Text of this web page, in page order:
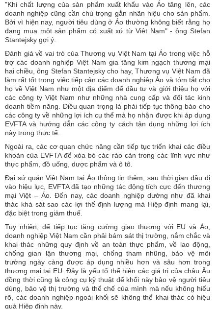
"Khi chất lượng của sản phẩm xuất khẩu vào Áo tăng lên, các
doanh nghiệp cũng cần chú trọng gắn nhãn hiệu cho sản phẩm.
Bởi vì hiện nay, người tiêu dùng ở Áo thường không biết rằng họ
đang mua một sản phẩm có xuất xứ từ Việt Nam" - ông Stefan
Stantejsky gợi ý.
Đánh giá về vai trò của Thương vụ Việt Nam tại Áo trong việc hỗ
trợ các doanh nghiệp Việt Nam gia tăng kim ngạch thương mại
hai chiều, ông Stefan Stantejsky cho hay, Thương vụ Việt Nam đã
làm rất tốt trong việc tiếp cận các doanh nghiệp Áo và tóm tắt cho
họ về Việt Nam như một địa điểm để đầu tư và giới thiệu họ với
các công ty Việt Nam như những nhà cung cấp và đối tác kinh
doanh tiềm năng. Điều quan trọng là phải tiếp tục thông báo cho
các công ty về những lợi ích cụ thể mà họ nhận được khi áp dụng
EVFTA và hướng dẫn các công ty cách tận dụng những lợi ích
này trong thực tế.
Ngoài ra, các cơ quan chức năng cần tiếp tục triển khai các điều
khoản của EVFTA để xóa bỏ các rào cản trong các lĩnh vực như
thực phẩm, đồ uống, dược phẩm và ô tô.
Đại sứ quán Việt Nam tại Áo thông tin thêm, sau thời gian đầu đi
vào hiệu lực, EVFTA đã tạo những tác động tích cực đến thương
mại Việt – Áo. Đến nay, các doanh nghiệp dường như đã khai
thác khá sát sao các lợi thế định lượng mà Hiệp định mang lại,
đặc biệt trong giảm thuế.
Tuy nhiên, để tiếp tục tăng cường giao thương với EU và Áo,
doanh nghiệp Việt Nam cần phải bám sát thị trường, nắm chắc và
khai thác những quy định về an toàn thực phẩm, về lao động,
chống gian lận thương mại, chống tham nhũng, bảo vệ môi
trường ngày càng được áp dụng nhiều hơn và sâu hơn trong
thương mại tại EU. Đây là yếu tố thể hiện các giá trị của châu Âu
đồng thời cũng là công cụ kỹ thuật để khối này bảo vệ người tiêu
dùng, bảo vệ thị trường và thể chế của mình mà nếu không hiểu
rõ, các doanh nghiệp ngoài khối sẽ không thể khai thác có hiệu
quả Hiệp định này.